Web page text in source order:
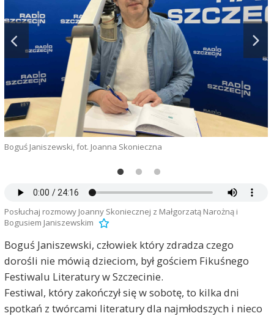
Boguś Janiszewski, fot. Joanna Skonieczna
Posłuchaj rozmowy Joanny Skoniecznej z Małgorzatą Narożną i
Bogusiem Janiszewskim
Boguś Janiszewski, człowiek który zdradza czego
dorośli nie mówią dzieciom, był gościem Fikuśnego
Festiwalu Literatury w Szczecinie.
Festiwal, który zakończył się w sobotę, to kilka dni
spotkań z twórcami literatury dla najmłodszych i nieco